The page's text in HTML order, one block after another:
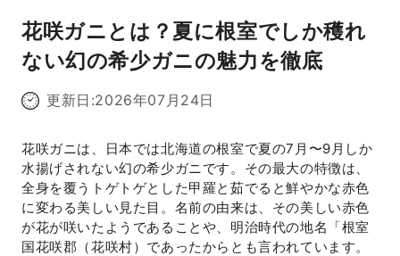
花咲ガニとは？夏に根室でしか穫れ
ない幻の希少ガニの魅力を徹底
更新日:2026年07月24日
花咲ガニは、日本では北海道の根室で夏の7月〜9月しか
水揚げされない幻の希少ガニです。その最大の特徴は、
全身を覆うトゲトゲとした甲羅と茹でると鮮やかな赤色
に変わる美しい見た目。名前の由来は、その美しい赤色
が花が咲いたようであることや、明治時代の地名「根室
国花咲郡（花咲村）であったからとも言われています。